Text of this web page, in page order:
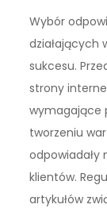
Wybór
działających
sukcesu.
strony
wymagające
tworzeniu
odpowiadały
klientów.
artykułów